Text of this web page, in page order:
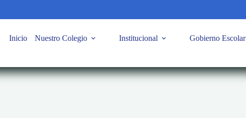
Inicio Nuestro Colegio Institucional Gobierno Escolar